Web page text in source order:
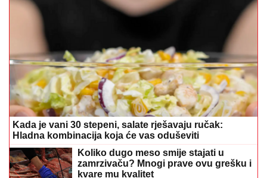
Kada je vani 30 stepeni, salate rješavaju ručak:
Hladna kombinacija koja će vas oduševiti
Koliko dugo meso smije stajati u
zamrzivaču? Mnogi prave ovu grešku i
kvare mu kvalitet
"Otome ja odlučujem" Stanija otkrila
zbog čega i dalje ČUVA VJERENIČKI
PRSTEN od Asmina